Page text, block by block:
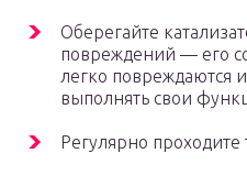
Оберегайте
повреждений — его
легко повреждаются
выполнять свои
Регулярно проходите